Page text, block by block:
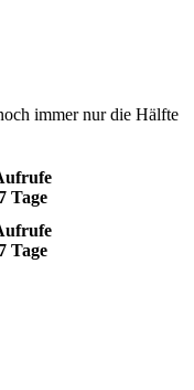
immer nur die Hälfte
7 Tage
7 Tage